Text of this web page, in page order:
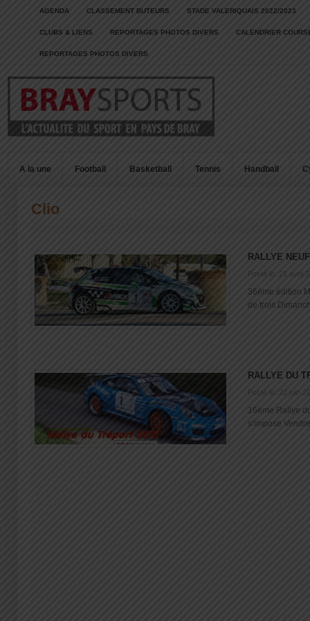
AGENDA CLASSEMENT BUTEURS STADE VALERIQUAIS 2022/2023
CLUBS & LIENS REPORTAGES PHOTOS DIVERS CALENDRIER
REPORTAGES PHOTOS DIVERS
A la une Football Basketball Tennis Handball
Clio
RALLYE
Posté le: 21 avril
36ème édition
de trois
RALLYE DU
Posté le: 22 juin
16ème Rallye
s’impose